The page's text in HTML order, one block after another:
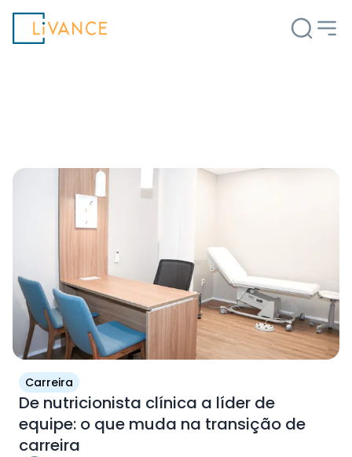
Livance
profissional da saúde.
Carreira
De nutricionista clínica a líder de
equipe: o que muda na transição de
carreira